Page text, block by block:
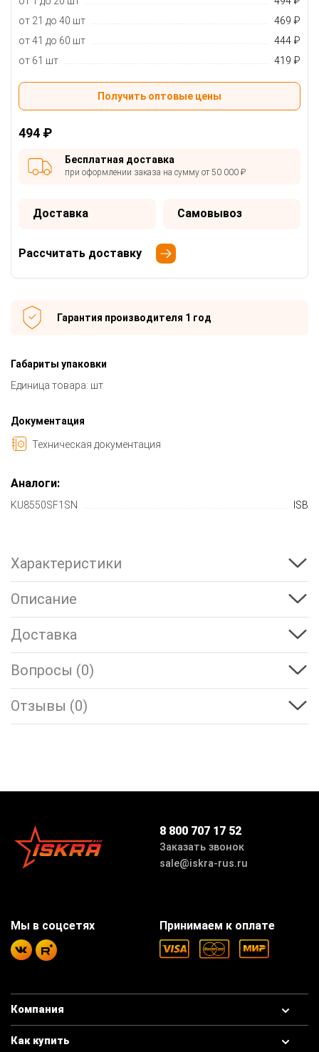
от 21 до 40 шт
469 ₽
от 41 до 60 шт
444 ₽
от 61 шт
419 ₽
Получить оптовые цены
494 ₽
Бесплатная доставка
при оформлении заказа на сумму от 50 000 ₽
Доставка Самовывоз
Рассчитать доставку
Гарантия производителя 1 год
Габариты упаковки
Единица товара: шт
Документация
Техническая документация
Аналоги:
KU8550SF1SN ISB
Характеристики
Описание
Доставка
Вопросы (0)
Отзывы (0)
8 800 707 17 52
Заказать звонок
sale@iskra-rus.ru
Компания
Как купить
Принимаем к оплате
Мы в соцсетях